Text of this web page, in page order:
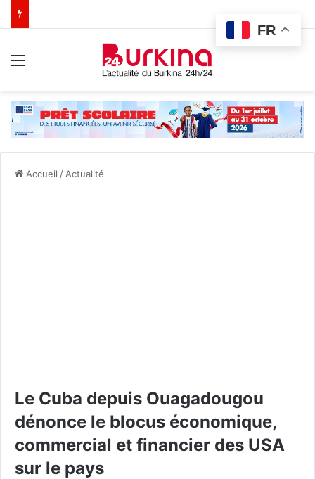
Accueil / Actualité
Le Cuba depuis Ouagadougou
dénonce le blocus économique,
commercial et financier des USA
sur le pays
FR